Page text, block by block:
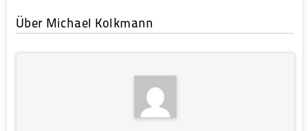
Über Michael Kolkmann